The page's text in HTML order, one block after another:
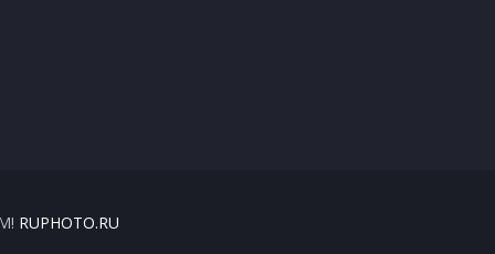
RUPHOTO.RU